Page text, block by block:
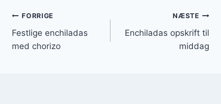
Indlægsnavigation
FORRIGE
Festlige enchiladas
med chorizo
NÆSTE
Enchiladas opskrift til
middag